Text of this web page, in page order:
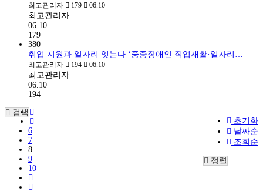
최고관리자 179 06.10
최고관리자
06.10
179
380
취업 지원과 일자리 잇는다 ‘중증장애인 직업재활·일자리…
최고관리자 194 06.10
최고관리자
06.10
194
초기화
날짜순
조회순
정렬
검색
6
7
8
9
10